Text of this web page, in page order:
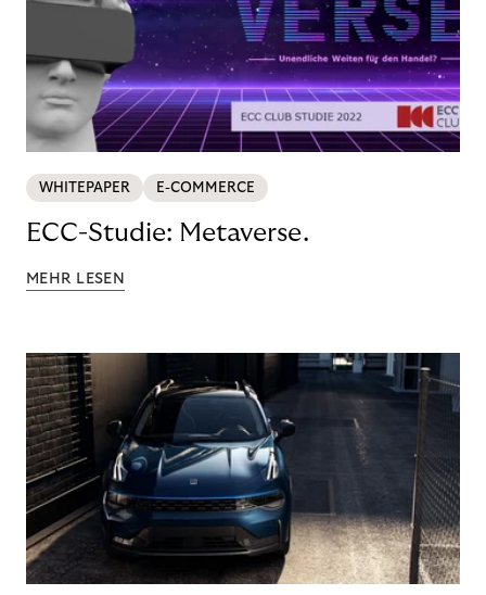
WHITEPAPER E-COMMERCE
ECC-Studie: Metaverse.
MEHR LESEN